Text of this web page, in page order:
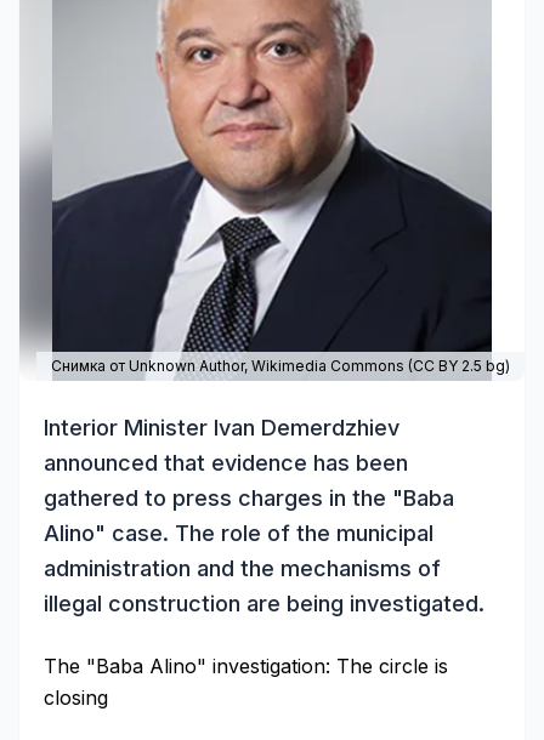
Снимка от Unknown Author, Wikimedia Commons (CC BY 2.5 bg)
Interior Minister Ivan Demerdzhiev
announced that evidence has been
gathered to press charges in the "Baba
Alino" case. The role of the municipal
administration and the mechanisms of
illegal construction are being investigated.
The "Baba Alino" investigation: The circle is
closing